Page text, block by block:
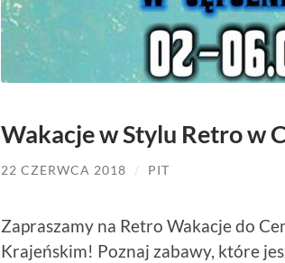
Wakacje w Stylu Retro w
22 CZERWCA 2018 / PIT
Zapraszamy na Retro Wakacje do
Krajeńskim! Poznaj zabawy, które